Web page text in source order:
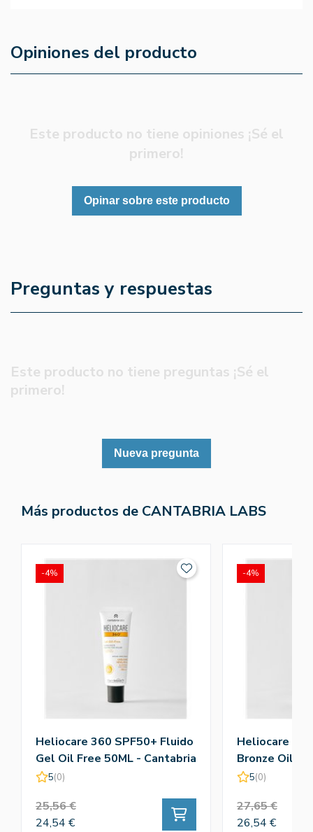
Opiniones del producto
Este producto no tiene opiniones ¡Sé el
primero!
Opinar sobre este producto
Preguntas y respuestas
Este producto no tiene preguntas ¡Sé el
primero!
Nueva pregunta
Más productos de CANTABRIA LABS
Heliocare 360 SPF50+ Fluido
Gel Oil Free 50ML - Cantabria
Labs
5(0)
25,56 €
24,54 €
-4%
Heliocare
Bronze Oil
Cantabria
5(0)
27,65 €
26,54 €
-4%